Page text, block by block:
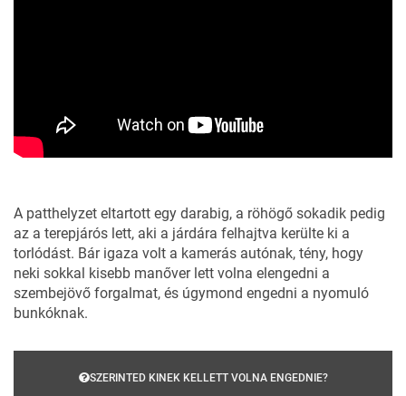
A patthelyzet eltartott egy darabig, a röhögő sokadik pedig
az a terepjárós lett, aki a járdára felhajtva kerülte ki a
torlódást. Bár igaza volt a kamerás autónak, tény, hogy
neki sokkal kisebb manőver lett volna elengedni a
szembejövő forgalmat, és úgymond engedni a nyomuló
bunkóknak.
SZERINTED KINEK KELLETT VOLNA ENGEDNIE?